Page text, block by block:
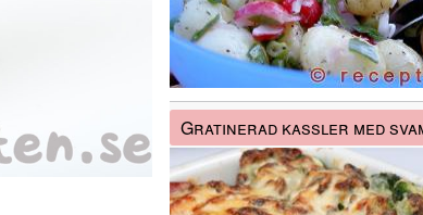
Gratinerad kassler med